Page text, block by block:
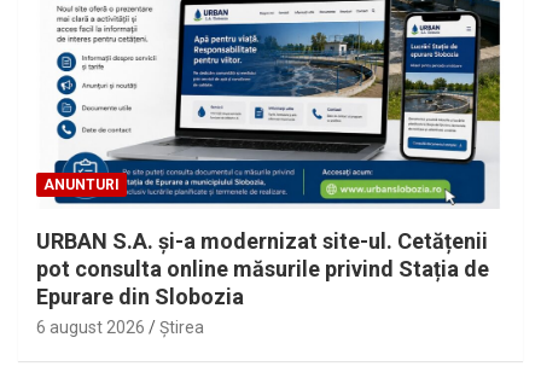
ANUNTURI
URBAN S.A. și-a modernizat site-ul. Cetățenii
pot consulta online măsurile privind Stația de
Epurare din Slobozia
6 august 2026 Ştirea